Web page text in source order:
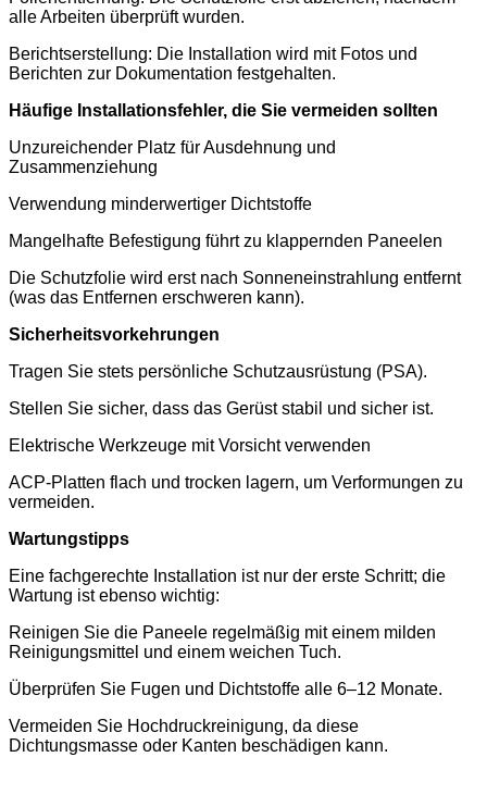
alle Arbeiten überprüft wurden.
Berichtserstellung: Die Installation wird mit Fotos und
Berichten zur Dokumentation festgehalten.
Häufige Installationsfehler, die Sie vermeiden sollten
Unzureichender Platz für Ausdehnung und
Zusammenziehung
Verwendung minderwertiger Dichtstoffe
Mangelhafte Befestigung führt zu klappernden Paneelen
Die Schutzfolie wird erst nach Sonneneinstrahlung entfernt
(was das Entfernen erschweren kann).
Sicherheitsvorkehrungen
Tragen Sie stets persönliche Schutzausrüstung (PSA).
Stellen Sie sicher, dass das Gerüst stabil und sicher ist.
Elektrische Werkzeuge mit Vorsicht verwenden
ACP-Platten flach und trocken lagern, um Verformungen zu
vermeiden.
Wartungstipps
Eine fachgerechte Installation ist nur der erste Schritt; die
Wartung ist ebenso wichtig:
Reinigen Sie die Paneele regelmäßig mit einem milden
Reinigungsmittel und einem weichen Tuch.
Überprüfen Sie Fugen und Dichtstoffe alle 6–12 Monate.
Vermeiden Sie Hochdruckreinigung, da diese
Dichtungsmasse oder Kanten beschädigen kann.